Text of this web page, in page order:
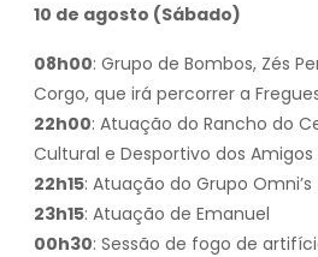
10 de agosto (Sábado)
08h00: Grupo de Bombos, Zés
Corgo, que irá percorrer a
22h00: Atuação do Rancho do
Cultural e Desportivo dos
22h15: Atuação do Grupo Omni’s
23h15: Atuação de Emanuel
00h30: Sessão de fogo de